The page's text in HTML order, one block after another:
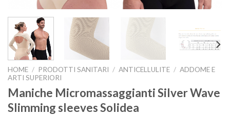
HOME / PRODOTTI SANITARI / ANTICELLULITE / ADDOME E
ARTI SUPERIORI
Maniche Micromassaggianti Silver Wave
Slimming sleeves Solidea